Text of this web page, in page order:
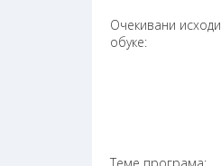
Очекивани исходи
обуке: